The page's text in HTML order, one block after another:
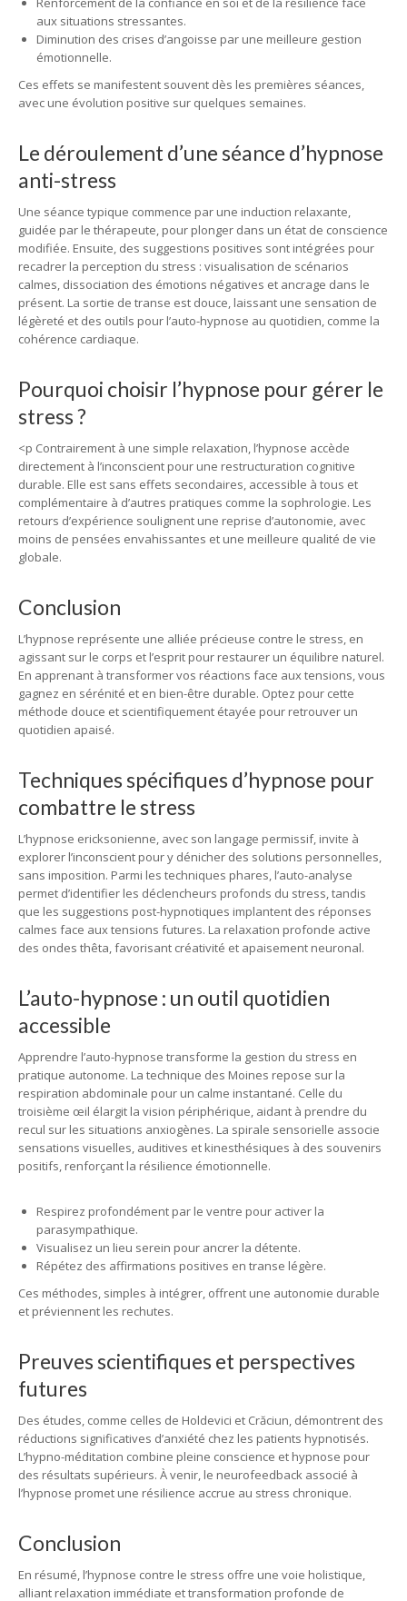
aux situations stressantes.
Diminution des crises d’angoisse par une meilleure gestion
émotionnelle.
Ces effets se manifestent souvent dès les premières séances,
avec une évolution positive sur quelques semaines.
Le déroulement d’une séance d’hypnose
anti-stress
Une séance typique commence par une induction relaxante,
guidée par le thérapeute, pour plonger dans un état de conscience
modifiée. Ensuite, des suggestions positives sont intégrées pour
recadrer la perception du stress : visualisation de scénarios
calmes, dissociation des émotions négatives et ancrage dans le
présent. La sortie de transe est douce, laissant une sensation de
légèreté et des outils pour l’auto-hypnose au quotidien, comme la
cohérence cardiaque.
Pourquoi choisir l’hypnose pour gérer le
stress ?
<p Contrairement à une simple relaxation, l’hypnose accède
directement à l’inconscient pour une restructuration cognitive
durable. Elle est sans effets secondaires, accessible à tous et
complémentaire à d’autres pratiques comme la sophrologie. Les
retours d’expérience soulignent une reprise d’autonomie, avec
moins de pensées envahissantes et une meilleure qualité de vie
globale.
Conclusion
L’hypnose représente une alliée précieuse contre le stress, en
agissant sur le corps et l’esprit pour restaurer un équilibre naturel.
En apprenant à transformer vos réactions face aux tensions, vous
gagnez en sérénité et en bien-être durable. Optez pour cette
méthode douce et scientifiquement étayée pour retrouver un
quotidien apaisé.
Techniques spécifiques d’hypnose pour
combattre le stress
L’hypnose ericksonienne, avec son langage permissif, invite à
explorer l’inconscient pour y dénicher des solutions personnelles,
sans imposition. Parmi les techniques phares, l’auto-analyse
permet d’identifier les déclencheurs profonds du stress, tandis
que les suggestions post-hypnotiques implantent des réponses
calmes face aux tensions futures. La relaxation profonde active
des ondes thêta, favorisant créativité et apaisement neuronal.
L’auto-hypnose : un outil quotidien
accessible
Apprendre l’auto-hypnose transforme la gestion du stress en
pratique autonome. La technique des Moines repose sur la
respiration abdominale pour un calme instantané. Celle du
troisième œil élargit la vision périphérique, aidant à prendre du
recul sur les situations anxiogènes. La spirale sensorielle associe
sensations visuelles, auditives et kinesthésiques à des souvenirs
positifs, renforçant la résilience émotionnelle.
Respirez profondément par le ventre pour activer la
parasympathique.
Visualisez un lieu serein pour ancrer la détente.
Répétez des affirmations positives en transe légère.
Ces méthodes, simples à intégrer, offrent une autonomie durable
et préviennent les rechutes.
Preuves scientifiques et perspectives
futures
Des études, comme celles de Holdevici et Crăciun, démontrent des
réductions significatives d’anxiété chez les patients hypnotisés.
L’hypno-méditation combine pleine conscience et hypnose pour
des résultats supérieurs. À venir, le neurofeedback associé à
l’hypnose promet une résilience accrue au stress chronique.
Conclusion
En résumé, l’hypnose contre le stress offre une voie holistique,
alliant relaxation immédiate et transformation profonde de